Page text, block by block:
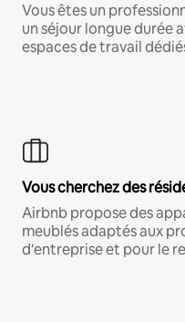
Vous êtes un
un séjour longue durée
espaces de travail
Vous cherchez des
Airbnb propose des
meublés adaptés aux
d'entreprise et pour le